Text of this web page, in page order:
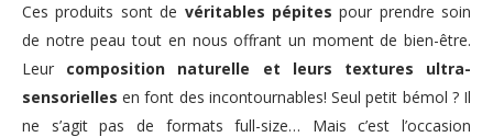
Ces produits sont de véritables pépites pour prendre soin
de notre peau tout en nous offrant un moment de bien-être.
Leur composition naturelle et leurs textures ultra-
sensorielles en font des incontournables! Seul petit bémol ? Il
ne s’agit pas de formats full-size… Mais c’est l’occasion